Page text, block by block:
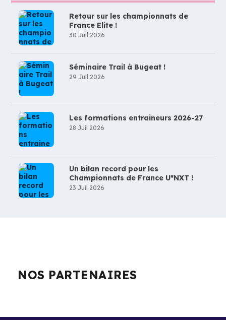
Retour sur les championnats de
France Elite !
30 Juil 2026
Séminaire Trail à Bugeat !
29 Juil 2026
Les formations entraineurs 2026-27
28 Juil 2026
Un bilan record pour les
Championnats de France U*NXT !
23 Juil 2026
NOS PARTENAIRES